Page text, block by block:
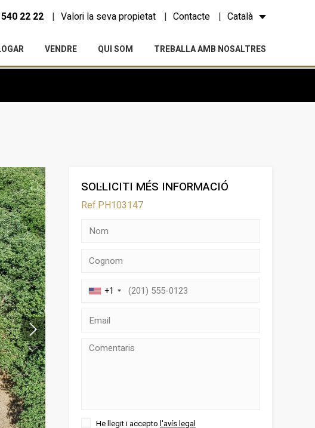
22 22 Valori la seva propietat Contacte Català
VENDRE QUI SOM TREBALLA AMB NOSALTRES
SOL·LICITI MÉS INFORMACIÓ
Ref.PH103147
+1
He llegit i accepto l'avís legal
Sempre activades
la finalitat de
de la instal·lació
podent, si així ho
de tenir en
de la pàgina web.
lloc web.
el mesurament